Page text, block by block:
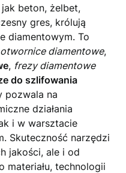
beton, żelbet,
gres, królują
diamentowym. To
otwornice diamentowe,
, frezy diamentowe
do szlifowania
pozwala na
działania
i w warsztacie
Skuteczność narzędzi
jakości, ale i od
materiału, technologii